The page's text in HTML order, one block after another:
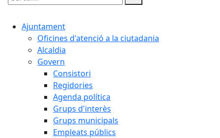
Cercar:
Ajuntament
Oficines d'atenció a la ciutadania
Alcaldia
Govern
Consistori
Regidories
Agenda política
Grups d'interès
Grups municipals
Empleats públics